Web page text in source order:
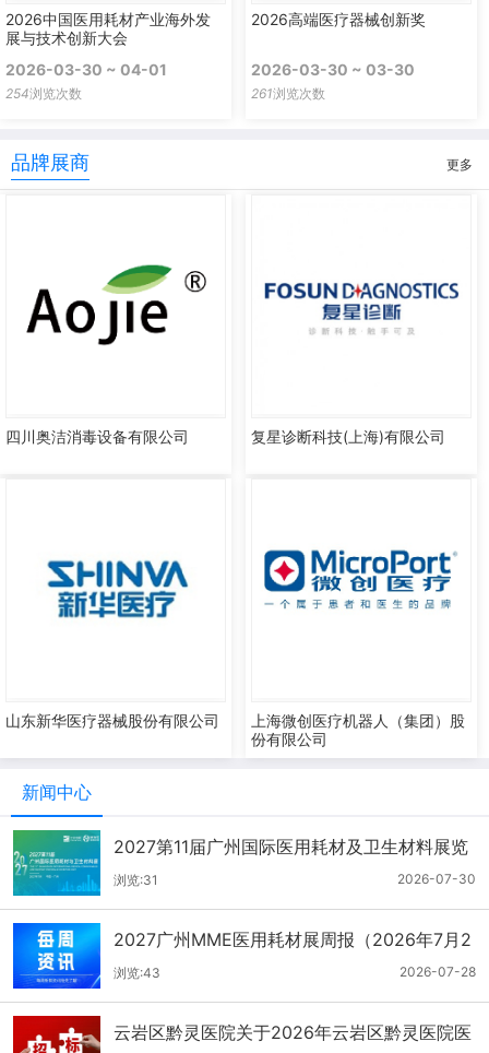
2026中国医用耗材产业海外发
展与技术创新大会
2026-03-30 ~ 04-01
254浏览次数
2026高端医疗器械创新奖
2026-03-30 ~ 03-30
261浏览次数
品牌展商 更多
四川奥洁消毒设备有限公司 复星诊断科技(上海)有限公司
山东新华医疗器械股份有限公司
上海微创医疗机器人（集团）股
份有限公司
新闻中心
2027第11届广州国际医用耗材及卫生材料展览
会（2026.7.21-7.27周报）
2026-07-30
浏览:31
2027广州MME医用耗材展周报（2026年7月2
1-27日）
2026-07-28
浏览:43
云岩区黔灵医院关于2026年云岩区黔灵医院医